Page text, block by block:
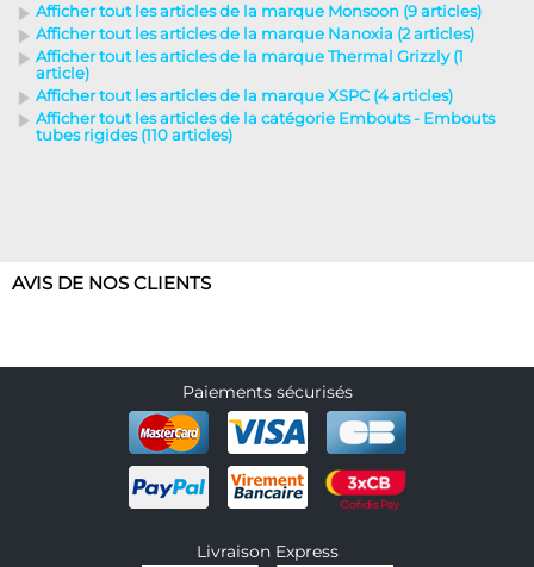
Afficher tout les articles de la marque Monsoon (9 articles)
Afficher tout les articles de la marque Nanoxia (2 articles)
Afficher tout les articles de la marque Thermal Grizzly (1
article)
Afficher tout les articles de la marque XSPC (4 articles)
Afficher tout les articles de la catégorie Embouts - Embouts
tubes rigides (110 articles)
AVIS DE NOS CLIENTS
Paiements sécurisés
Livraison Express